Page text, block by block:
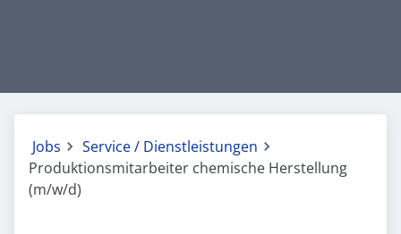
Jobs
Service / Dienstleistungen
Produktionsmitarbeiter chemische Herstellung
(m/w/d)